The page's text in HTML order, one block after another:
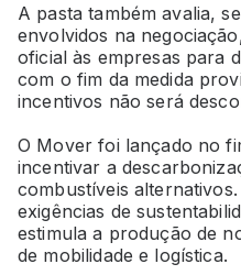
A pasta também avalia,
envolvidos na
oficial às empresas para
com o fim da medida
incentivos não será
O Mover foi lançado no
incentivar a
combustíveis
exigências de
estimula a produção de
de mobilidade e logística.